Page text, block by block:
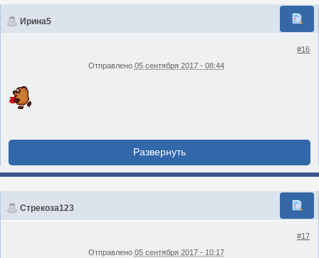
Ирина5
#16
Отправлено 05 сентября 2017 - 08:44
Стрекоза123
#17
Отправлено 05 сентября 2017 - 10:17